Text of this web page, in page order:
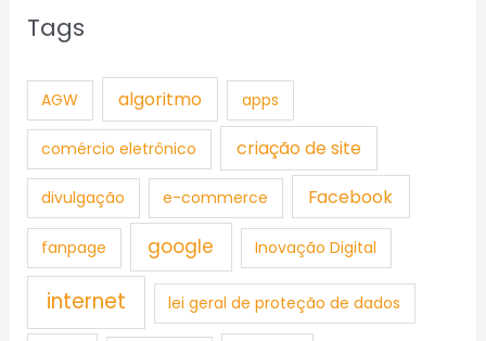
Tags
AGW algoritmo apps
comércio eletrônico criação de site
divulgação e-commerce Facebook
fanpage google Inovação Digital
internet lei geral de proteção de dados